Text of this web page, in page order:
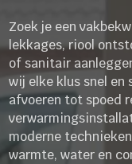
Zoek je een
lekkages, riool
of sanitair
wij elke klus snel en
afvoeren tot spoed
moderne
warmte, water en